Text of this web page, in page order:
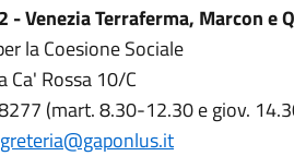
- Venezia Terraferma, Marcon e
la Coesione Sociale
Ca' Rossa 10/C
(mart. 8.30-12.30 e giov.